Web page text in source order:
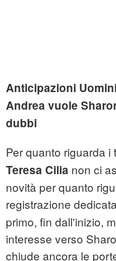
Anticipazioni
Andrea vuole
dubbi
Per quanto riguarda i
Teresa Cilia non ci
novità per quanto
registrazione
primo, fin dall'inizio,
interesse verso
chiude ancora le